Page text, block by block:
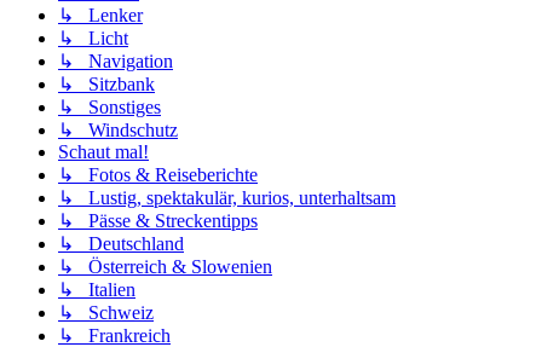
↳ Lenker
↳ Licht
↳ Navigation
↳ Sitzbank
↳ Sonstiges
↳ Windschutz
Schaut mal!
↳ Fotos & Reiseberichte
↳ Lustig, spektakulär, kurios, unterhaltsam
↳ Pässe & Streckentipps
↳ Deutschland
↳ Österreich & Slowenien
↳ Italien
↳ Schweiz
↳ Frankreich